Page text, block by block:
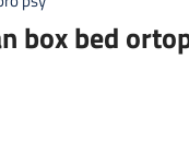
box bed